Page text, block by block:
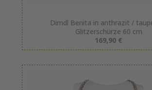
Dirndl Benita in anthrazit /
Glitzerschürze 60 cm
169,90 €